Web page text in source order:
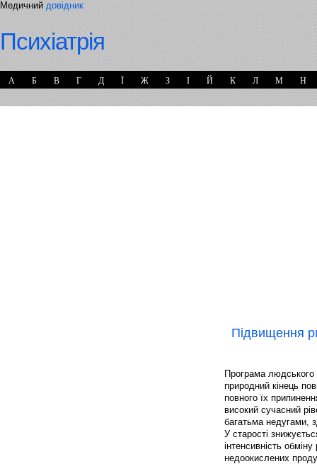
Медичний довідник
Психіатрія
А Б В Г Д Ї Ж З І Й К Л М Н
Підвищення
Програма людського
природний кінець
повного їх
високий сучасний
багатьма недугами,
У старості
інтенсивність
недоокислених